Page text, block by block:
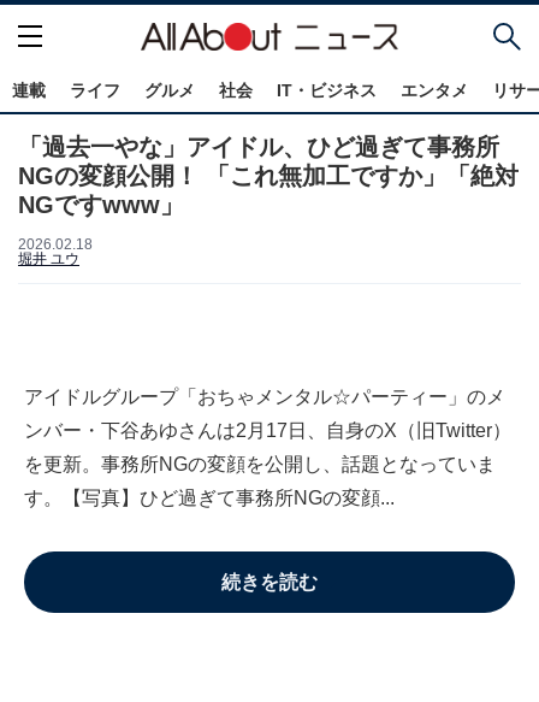
連載 ライフ グルメ 社会 IT・ビジネス エンタメ リサ
「過去一やな」アイドル、ひど過ぎて事務所
NGの変顔公開！ 「これ無加工ですか」「絶対
NGですwww」
2026.02.18
堀井 ユウ
アイドルグループ「おちゃメンタル☆パーティー」のメ
ンバー・下谷あゆさんは2月17日、自身のX（旧Twitter）
を更新。事務所NGの変顔を公開し、話題となっていま
す。【写真】ひど過ぎて事務所NGの変顔...
続きを読む